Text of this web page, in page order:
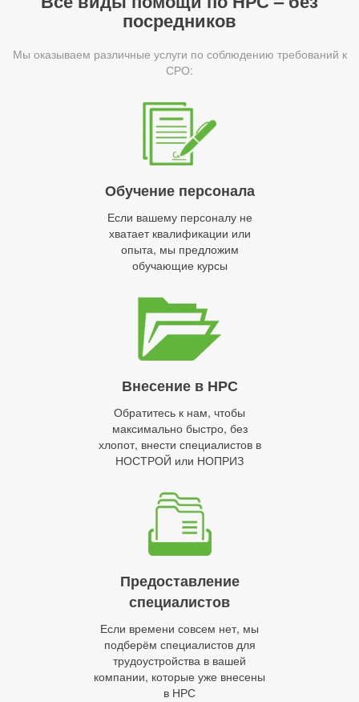
посредников
Мы оказываем различные услуги по соблюдению требований к
СРО:
Обучение персонала
Если вашему персоналу не
хватает квалификации или
опыта, мы предложим
обучающие курсы
Внесение в НРС
Обратитесь к нам, чтобы
максимально быстро, без
хлопот, внести специалистов в
НОСТРОЙ или НОПРИЗ
Предоставление
специалистов
Если времени совсем нет, мы
подберём специалистов для
трудоустройства в вашей
компании, которые уже внесены
в НРС